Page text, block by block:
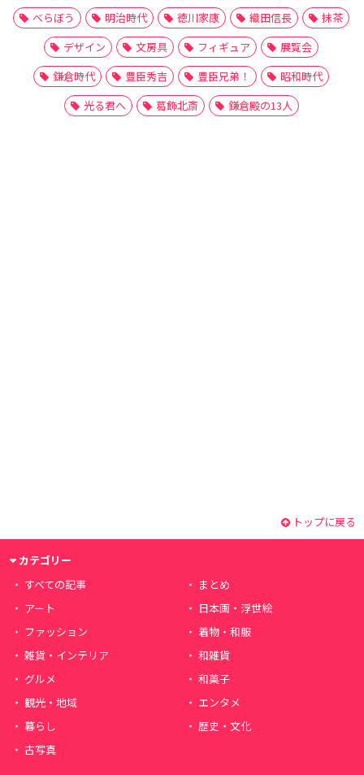
べらぼう
明治時代 徳川家康 織田信長
抹茶
デザイン
文房具 フィギュア
展覧会
鎌倉時代
豊臣秀吉 豊臣兄弟！
昭和時代
光る君へ
葛飾北斎 鎌倉殿の13人
トップに戻る
カテゴリー
すべての記事
まとめ
アート
日本画・浮世絵
ファッション
着物・和服
雑貨・インテリア
和雑貨
グルメ
和菓子
観光・地域
エンタメ
暮らし
歴史・文化
古写真